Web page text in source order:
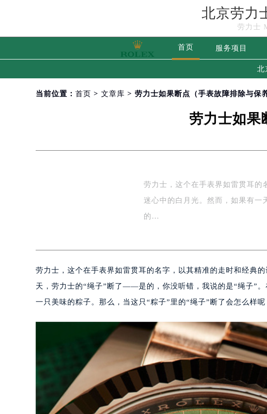
北京劳力
劳力士
首页 服务项目
北
当前位置： 首页 > 文章库 > 劳力士如果断点（手表故障排除与保
劳力士如果
劳力士，这个在手表界如雷贯耳的
迷心中的白月光。然而，如果有
的…
劳力士，这个在手表界如雷贯耳的名字，以其精准的走时和经典
天，劳力士的“绳子”断了——是的，你没听错，我说的是“绳子”
一只美味的粽子。那么，当这只“粽子”里的“绳子”断了会怎么样